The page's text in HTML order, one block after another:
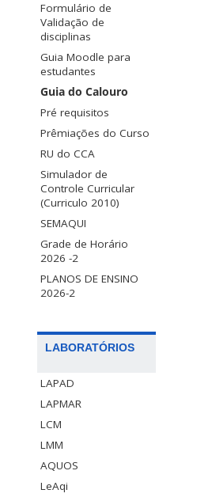
Formulário de
Validação de
disciplinas
Guia Moodle para
estudantes
Guia do Calouro
Pré requisitos
Prêmiações do Curso
RU do CCA
Simulador de
Controle Curricular
(Curriculo 2010)
SEMAQUI
Grade de Horário
2026 -2
PLANOS DE ENSINO
2026-2
LABORATÓRIOS
LAPAD
LAPMAR
LCM
LMM
AQUOS
LeAqi